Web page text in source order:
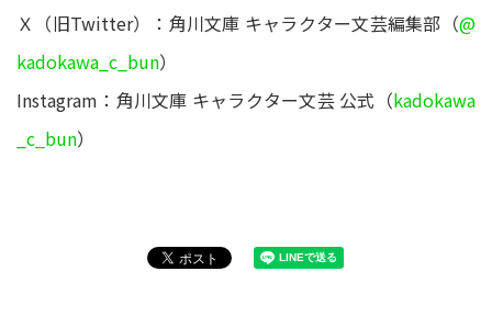
Ｘ（旧Twitter）：角川文庫 キャラクター文芸編集部（@
kadokawa_c_bun）
Instagram：角川文庫 キャラクター文芸 公式（kadokawa
_c_bun）